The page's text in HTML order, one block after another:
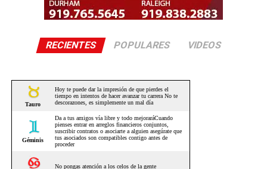
RECIENTES POPULARES VIDEOS